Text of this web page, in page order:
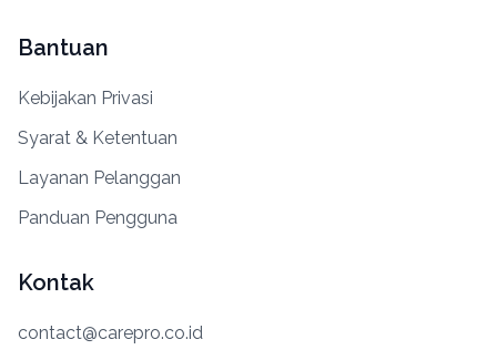
Bantuan
Kebijakan Privasi
Syarat & Ketentuan
Layanan Pelanggan
Panduan Pengguna
Kontak
contact@carepro.co.id